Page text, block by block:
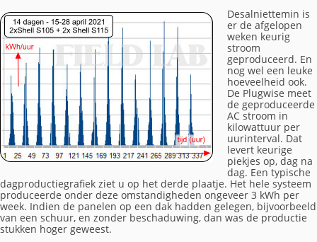
Desalniettemin is
er de afgelopen
weken keurig
stroom
geproduceerd. En
nog wel een leuke
hoeveelheid ook.
De Plugwise meet
de geproduceerde
AC stroom in
kilowattuur per
uurinterval. Dat
levert keurige
piekjes op, dag na
dag. Een typische
dagproductiegrafiek ziet u op het derde plaatje. Het hele systeem
produceerde onder deze omstandigheden ongeveer 3 kWh per
week. Indien de panelen op een dak hadden gelegen, bijvoorbeeld
van een schuur, en zonder beschaduwing, dan was de productie
stukken hoger geweest.